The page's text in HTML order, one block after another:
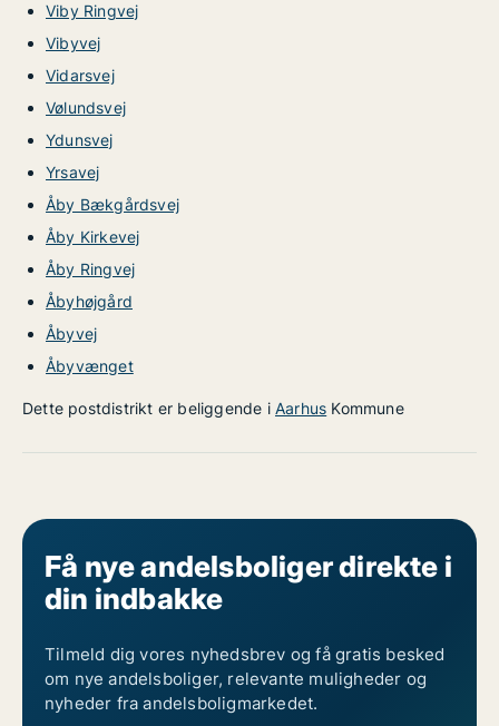
Viby Ringvej
Vibyvej
Vidarsvej
Vølundsvej
Ydunsvej
Yrsavej
Åby Bækgårdsvej
Åby Kirkevej
Åby Ringvej
Åbyhøjgård
Åbyvej
Åbyvænget
Dette postdistrikt er beliggende i Aarhus Kommune
Få nye andelsboliger direkte i
din indbakke
Tilmeld dig vores nyhedsbrev og få gratis besked
om nye andelsboliger, relevante muligheder og
nyheder fra andelsboligmarkedet.